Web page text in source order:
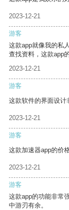
2023-12-21
游客
这款app就像我的私
查找资料，这款app
2023-12-21
游客
这款软件的界面设计
2023-12-21
游客
这款加速器app的价
2023-12-21
游客
这款app的功能非常
中游刃有余。